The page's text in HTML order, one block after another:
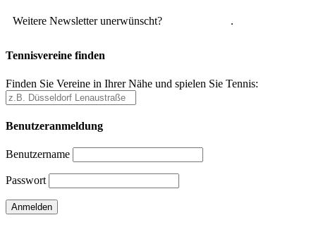
Weitere Newsletter unerwünscht? .
Tennisvereine finden
Finden Sie Vereine in Ihrer Nähe und spielen Sie Tennis:
Benutzeranmeldung
Benutzername
Passwort